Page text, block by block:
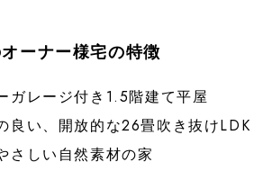
ーナー様宅の特徴
ガレージ付き1.5階建て平屋
良い、開放的な26畳吹き抜けLDK
さしい自然素材の家